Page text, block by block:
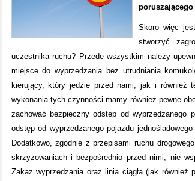
Skoro więc
stworzyć
uczestnika ruchu? Przede wszystkim należy
miejsce do wyprzedzania bez utrudniania
kierujący, który jedzie przed nami, jak i również
wykonania tych czynności mamy również pewne
zachować bezpieczny odstęp od
odstęp od wyprzedzanego pojazdu
Dodatkowo, zgodnie z przepisami ruchu
skrzyżowaniach i bezpośrednio przed nimi, nie
Zakaz wyprzedzania oraz linia ciągła (jak również